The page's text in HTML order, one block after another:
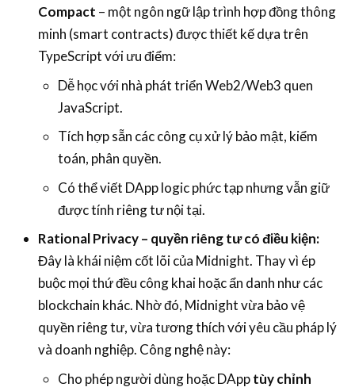
Compact – một ngôn ngữ lập trình hợp đồng thông
minh (smart contracts) được thiết kế dựa trên
TypeScript với ưu điểm:
Dễ học với nhà phát triển Web2/Web3 quen
JavaScript.
Tích hợp sẵn các công cụ xử lý bảo mật, kiểm
toán, phân quyền.
Có thể viết DApp logic phức tạp nhưng vẫn giữ
được tính riêng tư nội tại.
Rational Privacy – quyền riêng tư có điều kiện:
Đây là khái niệm cốt lõi của Midnight. Thay vì ép
buộc mọi thứ đều công khai hoặc ẩn danh như các
blockchain khác. Nhờ đó, Midnight vừa bảo vệ
quyền riêng tư, vừa tương thích với yêu cầu pháp lý
và doanh nghiệp. Công nghệ này:
Cho phép người dùng hoặc DApptùy chỉnh